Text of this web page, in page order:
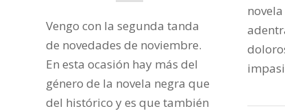
Vengo con la segunda tanda
de novedades de noviembre.
En esta ocasión hay más del
género de la novela negra que
del histórico y es que también